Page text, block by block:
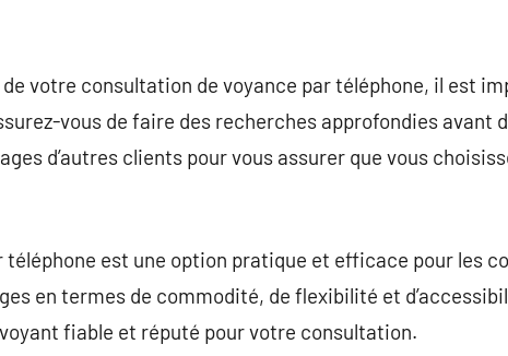
votre consultation de voyance par téléphone, il est
vous de faire des recherches approfondies avant
d’autres clients pour vous assurer que vous
téléphone est une option pratique et efficace pour les
en termes de commodité, de flexibilité et
fiable et réputé pour votre consultation.